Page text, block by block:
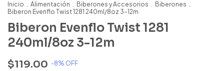
Inicio . Alimentación . Biberones y Accesorios . Biberones .
Biberon Evenflo Twist 1281 240ml/8oz 3-12m
Biberon Evenflo Twist 1281
240ml/8oz 3-12m
$119.00 -8% OFF